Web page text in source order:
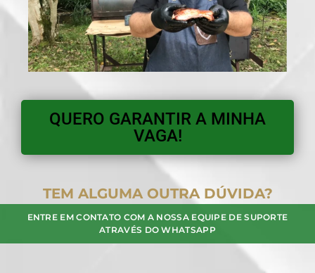
QUERO GARANTIR A MINHA
VAGA!
TEM ALGUMA OUTRA DÚVIDA?
ENTRE EM CONTATO COM A NOSSA EQUIPE DE SUPORTE
ATRAVÉS DO WHATSAPP